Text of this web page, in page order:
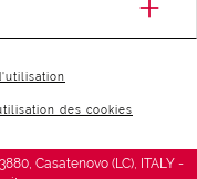
des cookies
Casatenovo (LC), ITALY -